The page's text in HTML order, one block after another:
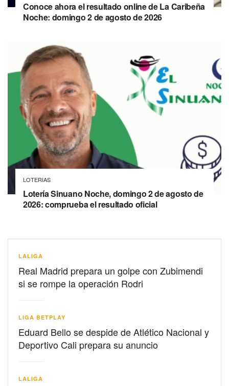
Conoce ahora el resultado online de La Caribeña
Noche: domingo 2 de agosto de 2026
LOTERIAS
Lotería Sinuano Noche, domingo 2 de agosto de
2026: comprueba el resultado oficial
LALIGA
Real Madrid prepara un golpe con Zubimendi
si se rompe la operación Rodri
LIGA BETPLAY
Eduard Bello se despide de Atlético Nacional y
Deportivo Cali prepara su anuncio
LALIGA